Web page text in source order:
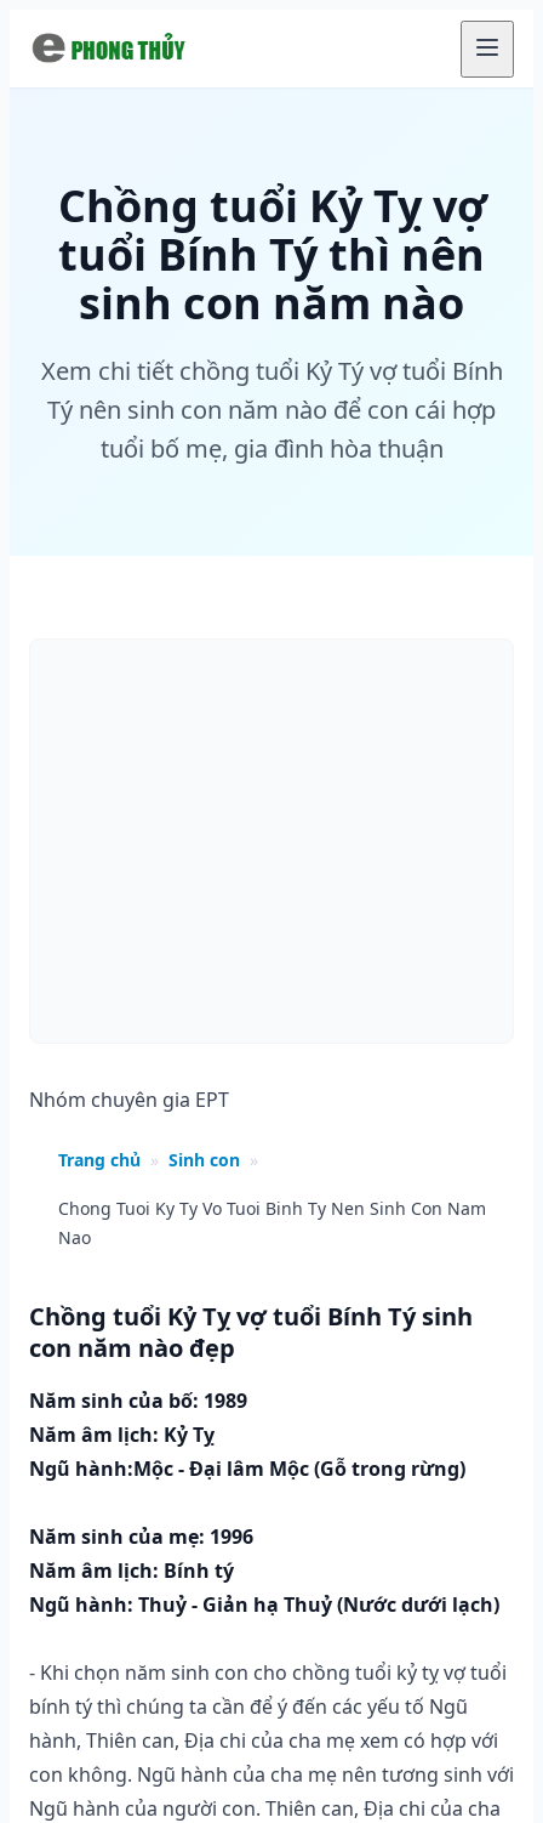
Chồng tuổi Kỷ Tỵ vợ
tuổi Bính Tý thì nên
sinh con năm nào
Xem chi tiết chồng tuổi Kỷ Tý vợ tuổi Bính
Tý nên sinh con năm nào để con cái hợp
tuổi bố mẹ, gia đình hòa thuận
Nhóm chuyên gia EPT
Trang chủ » Sinh con »
Chong Tuoi Ky Ty Vo Tuoi Binh Ty Nen Sinh Con Nam
Nao
Chồng tuổi Kỷ Tỵ vợ tuổi Bính Tý sinh
con năm nào đẹp
Năm sinh của bố: 1989
Năm âm lịch: Kỷ Tỵ
Ngũ hành:Mộc - Đại lâm Mộc (Gỗ trong rừng)
Năm sinh của mẹ: 1996
Năm âm lịch: Bính tý
Ngũ hành: Thuỷ - Giản hạ Thuỷ (Nước dưới lạch)
- Khi chọn năm sinh con cho chồng tuổi kỷ tỵ vợ tuổi
bính tý thì chúng ta cần để ý đến các yếu tố Ngũ
hành, Thiên can, Địa chi của cha mẹ xem có hợp với
con không. Ngũ hành của cha mẹ nên tương sinh với
Ngũ hành của người con. Thiên can, Địa chi của cha